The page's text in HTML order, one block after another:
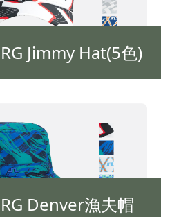
Jimmy Hat(5色)
Denver漁夫帽